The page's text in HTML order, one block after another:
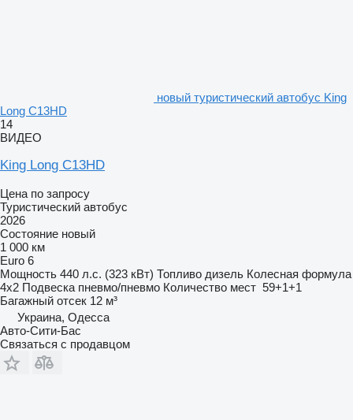
новый туристический автобус King
Long C13HD
14
ВИДЕО
King Long C13HD
Цена по запросу
Туристический автобус
2026
Состояние новый
1 000 км
Euro 6
Мощность 440 л.с. (323 кВт) Топливо дизель Колесная формула
4x2 Подвеска пневмо/пневмо Количество мест 59+1+1
Багажный отсек 12 м³
Украина, Одесса
Авто-Сити-Бас
Связаться с продавцом